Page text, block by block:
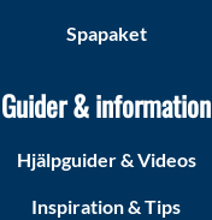
Spapaket
Guider & information
Hjälpguider & Videos
Inspiration & Tips